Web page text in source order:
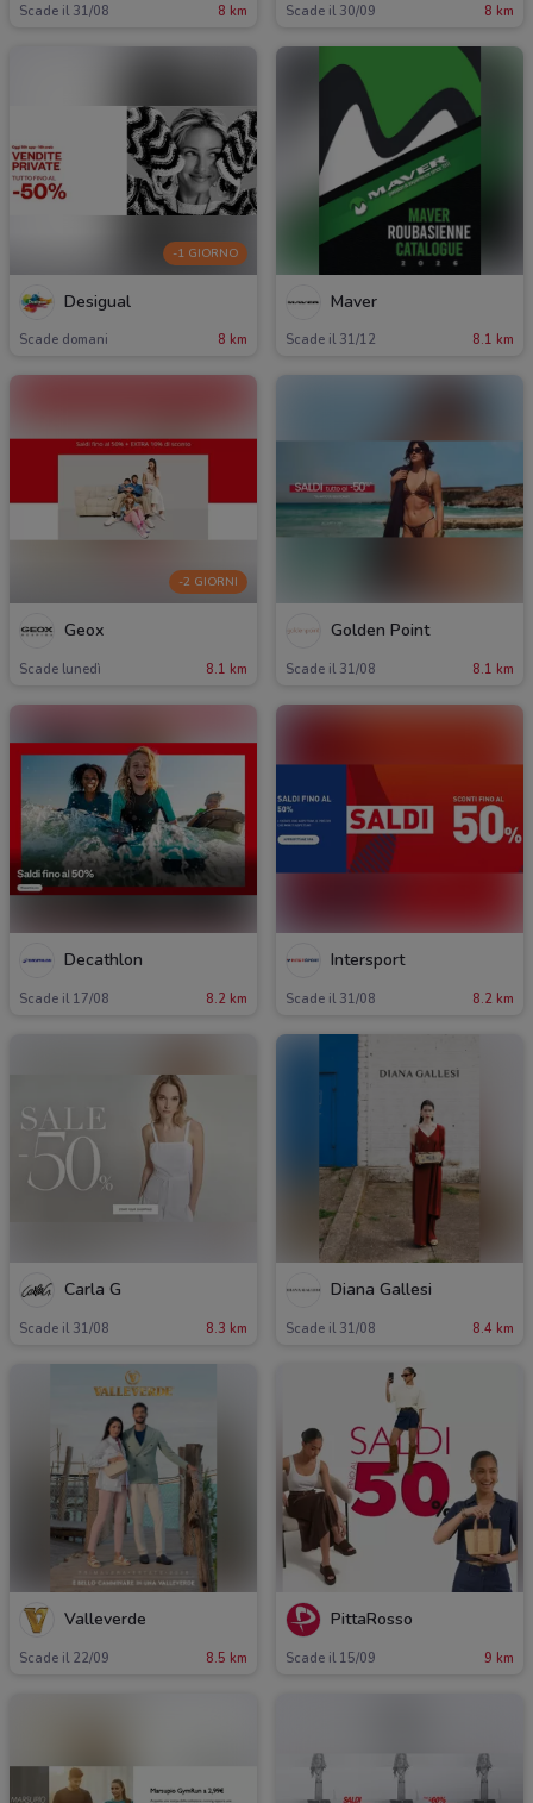
Scade il 31/08 8 km Scade il 30/09 8 km
-1 GIORNO
Desigual
Scade domani 8 km
Maver
Scade il 31/12 8.1 km
-2 GIORNI
Geox
Scade lunedì 8.1 km
Golden Point
Scade il 31/08 8.1 km
Decathlon
Scade il 17/08 8.2 km
Intersport
Scade il 31/08 8.2 km
Carla G
Scade il 31/08 8.3 km
Diana Gallesi
Scade il 31/08 8.4 km
Valleverde
Scade il 22/09 8.5 km
PittaRosso
Scade il 15/09 9 km